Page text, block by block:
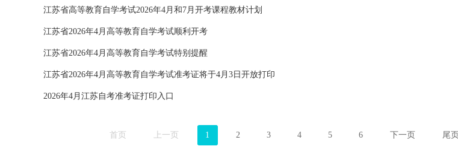
江苏省高等教育自学考试2026年4月和7月开考课程教材计划
江苏省2026年4月高等教育自学考试顺利开考
江苏省2026年4月高等教育自学考试特别提醒
江苏省2026年4月高等教育自学考试准考证将于4月3日开放打印
2026年4月江苏自考准考证打印入口
首页 上一页 1 2 3 4 5 6 下一页 尾页